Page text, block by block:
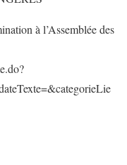
à l’Assemblée des